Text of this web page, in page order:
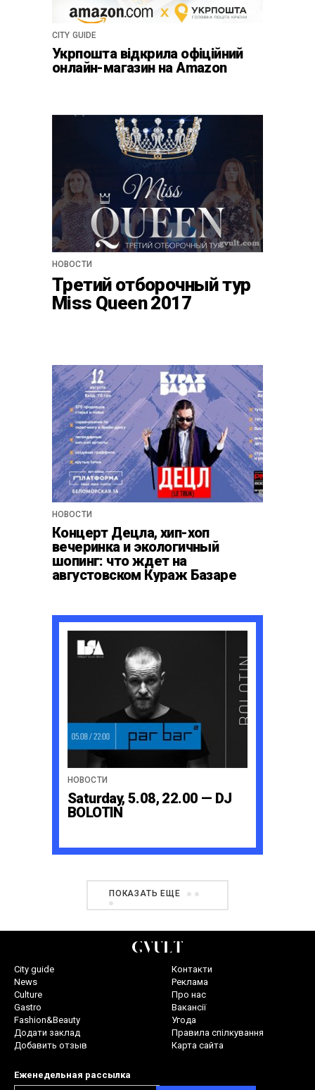
CITY GUIDE
Укрпошта відкрила офіційний
онлайн-магазин на Amazon
НОВОСТИ
Третий отборочный тур
Miss Queen 2017
НОВОСТИ
Концерт Децла, хип-хоп
вечеринка и экологичный
шопинг: что ждет на
августовском Кураж Базаре
НОВОСТИ
Saturday, 5.08, 22.00 — DJ
BOLOTIN
ПОКАЗАТЬ ЕЩЕ
City guide
News
Culture
Gastro
Fashion&Beauty
Додати заклад
Добавить отзыв
Контакти
Реклама
Про нас
Вакансії
Угода
Правила спілкування
Карта сайта
Еженедельная рассылка